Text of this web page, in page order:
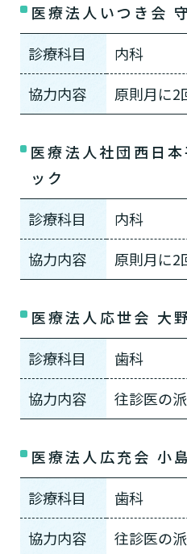
医療法人いつき会
診療科目
内科
協力内容
原則月に2
医療法人社団西日
ック
診療科目
内科
協力内容
原則月に2
医療法人応世会 大
診療科目
歯科
協力内容
往診医の
医療法人広充会 小
診療科目
歯科
協力内容
往診医の